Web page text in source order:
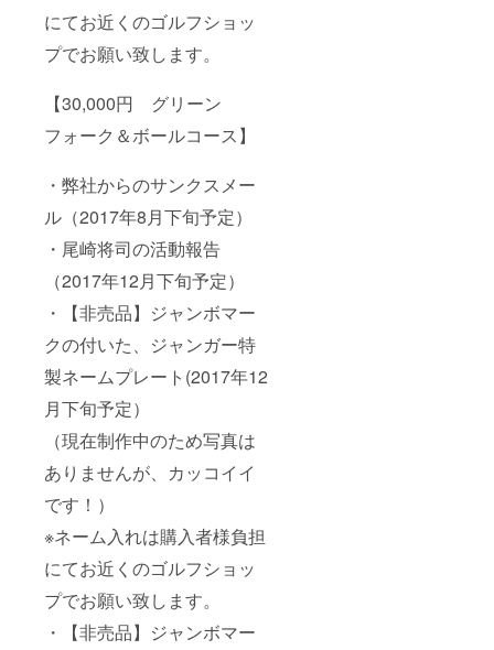
にてお近くのゴルフショッ
プでお願い致します。
【30,000円 グリーン
フォーク＆ボールコース】
・弊社からのサンクスメー
ル（2017年8月下旬予定）
・尾崎将司の活動報告
（2017年12月下旬予定）
・【非売品】ジャンボマー
クの付いた、ジャンガー特
製ネームプレート(2017年12
月下旬予定）
（現在制作中のため写真は
ありませんが、カッコイイ
です！）
※ネーム入れは購入者様負担
にてお近くのゴルフショッ
プでお願い致します。
・【非売品】ジャンボマー